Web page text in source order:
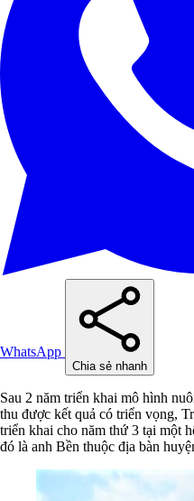
WhatsApp
Chia sẻ nhanh
Sau 2 năm triển khai mô hình
thu được kết quả có triển vọng,
triển khai cho năm thứ 3 tại một
đó là anh Bền thuộc địa bàn